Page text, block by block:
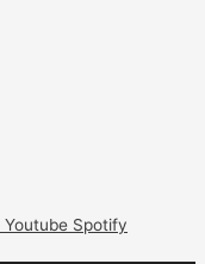
Youtube Spotify